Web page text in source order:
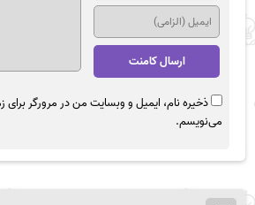
ذخیره نام، ایمیل و وبسایت من در مرورگر برای
می‌نویسم.